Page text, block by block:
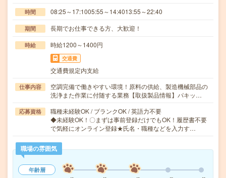
時間 08:25～17:1005:55～14:4013:55～22:40
期間 長期でお仕事できる方、大歓迎！
時給 時給1200～1400円
交通費
交通費規定内支給
仕事内容
空調完備で働きやすい環境！原料の供給、製造機械部品の
洗浄また作業に付随する業務【取扱製品情報】パキッ…
応募資格
職種未経験OK / ブランクOK / 英語力不要
◆未経験OK！〇まずは事前登録だけでもOK！履歴書不要
で気軽にオンライン登録★氏名・職種などを入力す…
職場の雰囲気
年齢層